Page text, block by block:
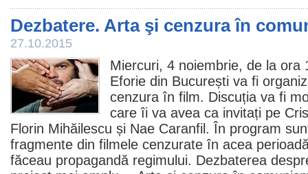
Dezbatere. Arta şi cenzura în
27.10.2015
Miercuri, 4 noiembrie, de la ora
Eforie din București va fi
cenzura în film. Discuția va fi
care îi va avea ca invitați pe
Florin Mihăilescu și Nae Caranfil . În program
fragmente din filmele cenzurate în acea
făceau propagandă regimului. Dezbaterea